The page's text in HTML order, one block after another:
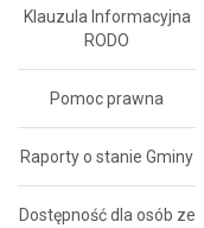
Klauzula Informacyjna
RODO
Pomoc prawna
Raporty o stanie Gminy
Dostępność dla osób ze